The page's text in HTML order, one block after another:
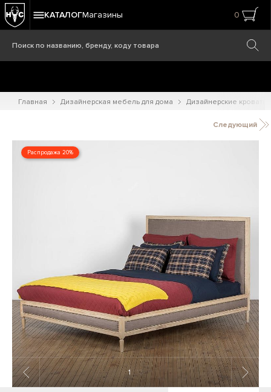
КАТАЛОГМагазины 0
Главная Дизайнерская мебель для дома Дизайнерские кровати
Следующий
Распродажа 20%
1 / 13